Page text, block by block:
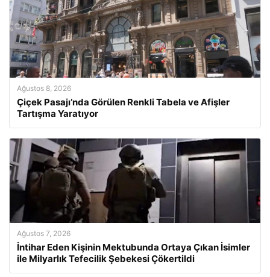
Ağustos 8, 2026
Çiçek Pasajı’nda Görülen Renkli Tabela ve Afişler
Tartışma Yaratıyor
Ağustos 7, 2026
İntihar Eden Kişinin Mektubunda Ortaya Çıkan İsimler
ile Milyarlık Tefecilik Şebekesi Çökertildi